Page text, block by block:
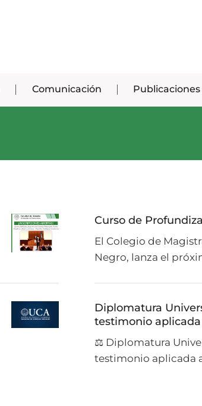
Comunicación Publicaciones
Curso de
El Colegio de
Negro, lanza el
Diplomatura
testimonio
⚖ Diplomatura
testimonio aplicada